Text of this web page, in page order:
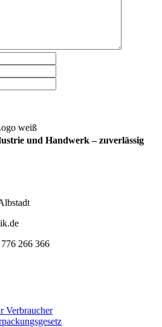
und Handwerk – zuverlässig
266 366
Verbraucher